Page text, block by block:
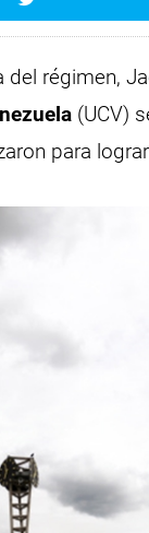
régimen,
(UCV)
para